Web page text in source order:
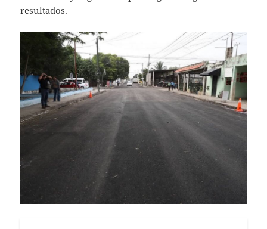
resultados.